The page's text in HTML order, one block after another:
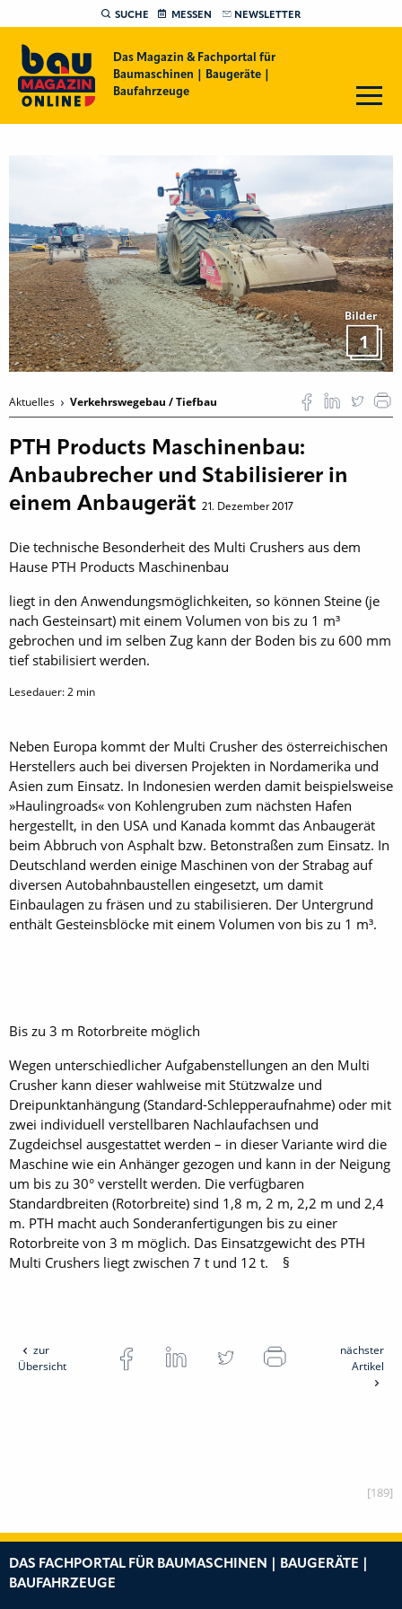
SUCHE MESSEN NEWSLETTER
Das Magazin & Fachportal für
Baumaschinen | Baugeräte |
Baufahrzeuge
Bilder
1
Aktuelles Verkehrswegebau / Tiefbau
PTH Products Maschinenbau:
Anbaubrecher und Stabilisierer in
einem Anbaugerät 21. Dezember 2017
Die technische Besonderheit des Multi Crushers aus dem
Hause PTH Products Maschinenbau
liegt in den Anwendungsmöglichkeiten, so können Steine (je
nach Gesteinsart) mit einem Volumen von bis zu 1 m³
gebrochen und im selben Zug kann der Boden bis zu 600 mm
tief stabilisiert werden.
Lesedauer:2 min
Neben Europa kommt der Multi Crusher des österreichischen
Herstellers auch bei diversen Projekten in Nordamerika und
Asien zum Einsatz. In Indonesien werden damit beispielsweise
»Haulingroads« von Kohlengruben zum nächsten Hafen
hergestellt, in den USA und Kanada kommt das Anbaugerät
beim Abbruch von Asphalt bzw. Betonstraßen zum Einsatz. In
Deutschland werden einige Maschinen von der Strabag auf
diversen Autobahnbaustellen eingesetzt, um damit
Einbaulagen zu fräsen und zu stabilisieren. Der Untergrund
enthält Gesteinsblöcke mit einem Volumen von bis zu 1 m³.
Bis zu 3 m Rotorbreite möglich
Wegen unterschiedlicher Aufgabenstellungen an den Multi
Crusher kann dieser wahlweise mit Stützwalze und
Dreipunktanhängung (Standard-Schlepperaufnahme) oder mit
zwei individuell verstellbaren Nachlaufachsen und
Zugdeichsel ausgestattet werden – in dieser Variante wird die
Maschine wie ein Anhänger gezogen und kann in der Neigung
um bis zu 30° verstellt werden. Die verfügbaren
Standardbreiten (Rotorbreite) sind 1,8 m, 2 m, 2,2 m und 2,4
m. PTH macht auch Sonderanfertigungen bis zu einer
Rotorbreite von 3 m möglich. Das Einsatzgewicht des PTH
Multi Crushers liegt zwischen 7 t und 12 t. §
zur
Übersicht
nächster
Artikel
[189]
DAS FACHPORTAL FÜR BAUMASCHINEN | BAUGERÄTE |
BAUFAHRZEUGE